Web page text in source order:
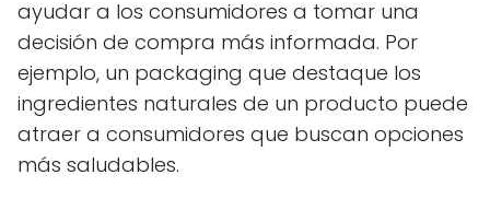
ayudar a los consumidores a tomar una
decisión de compra más informada. Por
ejemplo, un packaging que destaque los
ingredientes naturales de un producto puede
atraer a consumidores que buscan opciones
más saludables.